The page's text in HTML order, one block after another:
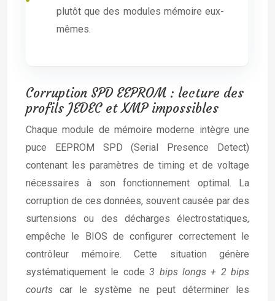
plutôt que des modules mémoire eux-
mêmes.
Corruption SPD EEPROM : lecture des
profils JEDEC et XMP impossibles
Chaque module de mémoire moderne intègre une
puce EEPROM SPD (Serial Presence Detect)
contenant les paramètres de timing et de voltage
nécessaires à son fonctionnement optimal. La
corruption de ces données, souvent causée par des
surtensions ou des décharges électrostatiques,
empêche le BIOS de configurer correctement le
contrôleur mémoire. Cette situation génère
systématiquement le code3 bips longs + 2 bips
courtscar le système ne peut déterminer les